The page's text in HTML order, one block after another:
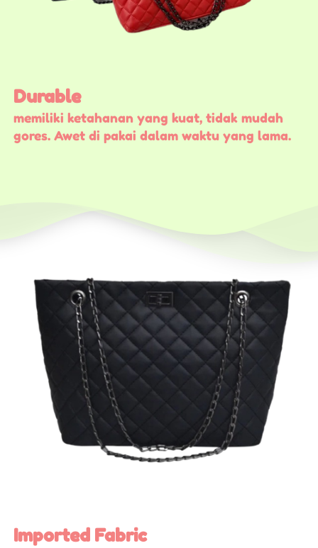
Durable
memiliki ketahanan yang kuat, tidak mudah
gores. Awet di pakai dalam waktu yang lama.
Imported Fabric